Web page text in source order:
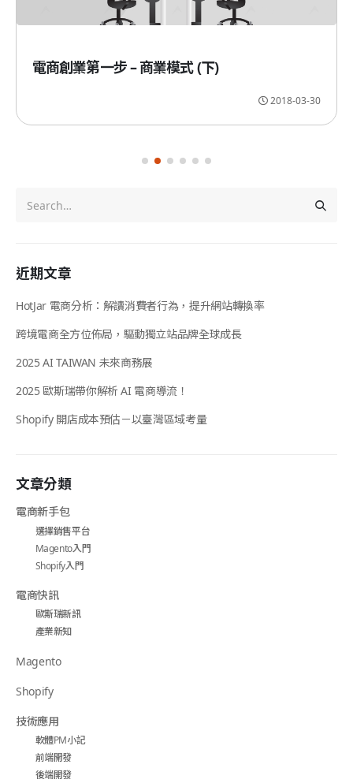
2018-03-30
電商創業第一步 – 商業模式 (下)
近期文章
HotJar 電商分析：解讀消費者行為，提升網站轉換率
跨境電商全方位佈局，驅動獨立站品牌全球成長
2025 AI TAIWAN 未來商務展
2025 歐斯瑞帶你解析 AI 電商導流！
Shopify 開店成本預估－以臺灣區域考量
文章分類
電商新手包
選擇銷售平台
Magento入門
Shopify入門
電商快訊
歐斯瑞新訊
產業新知
Magento
Shopify
技術應用
軟體PM小記
前端開發
後端開發